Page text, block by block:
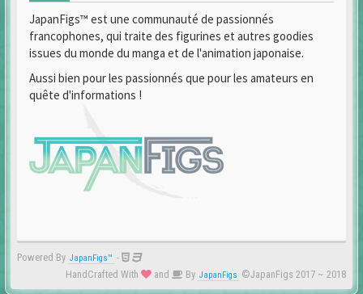
JapanFigs™ est une communauté de passionnés
francophones, qui traite des figurines et autres goodies
issues du monde du manga et de l'animation japonaise.
Aussi bien pour les passionnés que pour les amateurs en
quête d'informations !
Powered By JapanFigs™ -
HandCrafted With
and By JapanFigs ©JapanFigs 2017 ~ 2018